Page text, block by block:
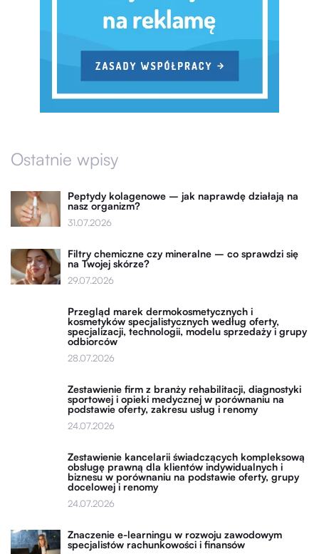
Ostatnie wpisy
Peptydy kolagenowe – jak naprawdę działają na
nasz organizm?
31.07.2026
Filtry chemiczne czy mineralne – co sprawdzi się
na Twojej skórze?
29.07.2026
Przegląd marek dermokosmetycznych i
kosmetyków specjalistycznych według oferty,
specjalizacji, technologii, modelu sprzedaży i grupy
odbiorców
28.07.2026
Zestawienie firm z branży rehabilitacji, diagnostyki
sportowej i opieki medycznej w porównaniu na
podstawie oferty, zakresu usług i renomy
24.07.2026
Zestawienie kancelarii świadczących kompleksową
obsługę prawną dla klientów indywidualnych i
biznesu w porównaniu na podstawie oferty, grupy
docelowej i renomy
24.07.2026
Znaczenie e-learningu w rozwoju zawodowym
specjalistów rachunkowości i finansów